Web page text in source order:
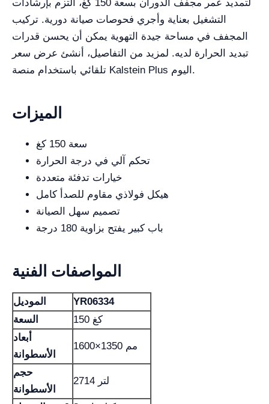
لتمديد عمر مجفف الدوران بسعة 150 كغ، التزم بإرشادات
التشغيل بعناية وأجري فحوصات صيانة دورية. تركيب
المجفف في مساحة جيدة التهوية يمكن أن يحسن قدرات
تبديد الحرارة لديه. لمزيد من التفاصيل، أنشئ عرض سعر
تلقائي باستخدام منصة Kalstein Plus اليوم.
الميزات
سعة 150 كغ
تحكم آلي في درجة الحرارة
خيارات تدفئة متعددة
هيكل فولاذي مقاوم للصدأ كامل
تصميم سهل الصيانة
باب كبير يفتح بزاوية 180 درجة
المواصفات الفنية
الموديل
YR06334
السعة
150 كغ
أبعاد
الأسطوانة
1600×1350 مم
حجم
الأسطوانة
2714 لتر